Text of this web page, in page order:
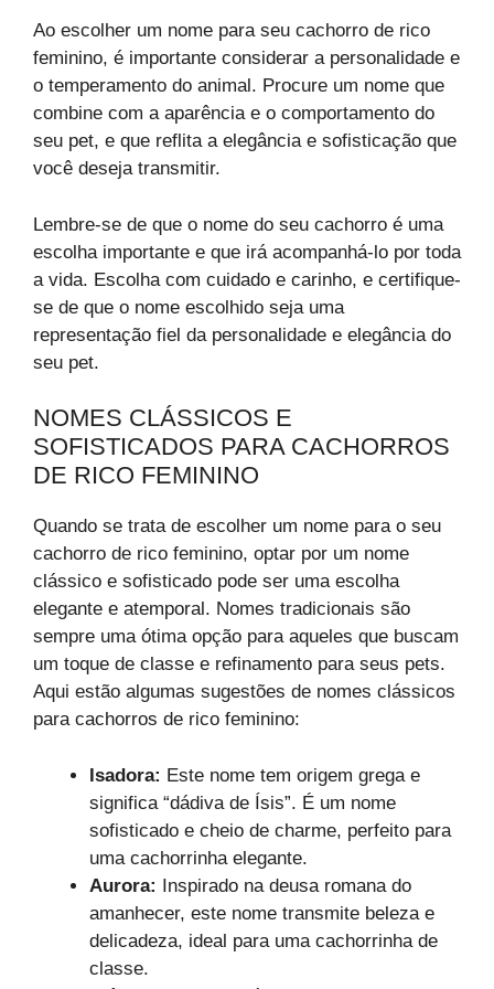
Ao escolher um nome para seu cachorro de rico
feminino, é importante considerar a personalidade e
o temperamento do animal. Procure um nome que
combine com a aparência e o comportamento do
seu pet, e que reflita a elegância e sofisticação que
você deseja transmitir.
Lembre-se de que o nome do seu cachorro é uma
escolha importante e que irá acompanhá-lo por toda
a vida. Escolha com cuidado e carinho, e certifique-
se de que o nome escolhido seja uma
representação fiel da personalidade e elegância do
seu pet.
NOMES CLÁSSICOS E
SOFISTICADOS PARA CACHORROS
DE RICO FEMININO
Quando se trata de escolher um nome para o seu
cachorro de rico feminino, optar por um nome
clássico e sofisticado pode ser uma escolha
elegante e atemporal. Nomes tradicionais são
sempre uma ótima opção para aqueles que buscam
um toque de classe e refinamento para seus pets.
Aqui estão algumas sugestões de nomes clássicos
para cachorros de rico feminino:
Isadora: Este nome tem origem grega e
significa “dádiva de Ísis”. É um nome
sofisticado e cheio de charme, perfeito para
uma cachorrinha elegante.
Aurora: Inspirado na deusa romana do
amanhecer, este nome transmite beleza e
delicadeza, ideal para uma cachorrinha de
classe.